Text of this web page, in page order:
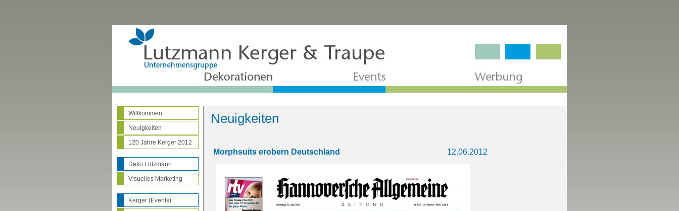
Willkommen
Neuigkeiten
120 Jahre Kerger 2012
Deko Lutzmann
Visuelles Marketing
Kerger (Events)
Neuigkeiten
Morphsuits erobern Deutschland 12.06.2012